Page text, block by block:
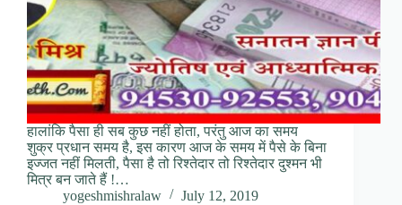
हालांकि पैसा ही सब कुछ नहीं होता, परंतु आज का समय
शुक्र प्रधान समय है, इस कारण आज के समय में पैसे के बिना
इज्जत नहीं मिलती, पैसा है तो रिश्तेदार तो रिश्तेदार दुश्मन भी
मित्र बन जाते हैं !…
yogeshmishralaw
July 12, 2019